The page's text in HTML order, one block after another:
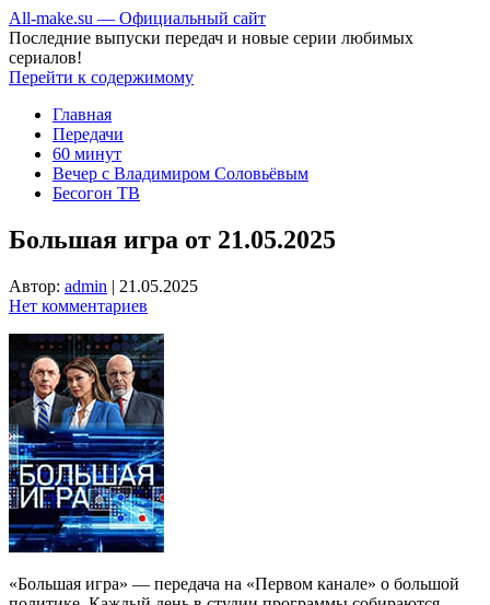
All-make.su — Официальный сайт
Последние выпуски передач и новые серии любимых
сериалов!
Перейти к содержимому
Главная
Передачи
60 минут
Вечер с Владимиром Соловьёвым
Бесогон ТВ
Большая игра от 21.05.2025
Автор: admin | 21.05.2025
Нет комментариев
«Большая игра» — передача на «Первом канале» о большой